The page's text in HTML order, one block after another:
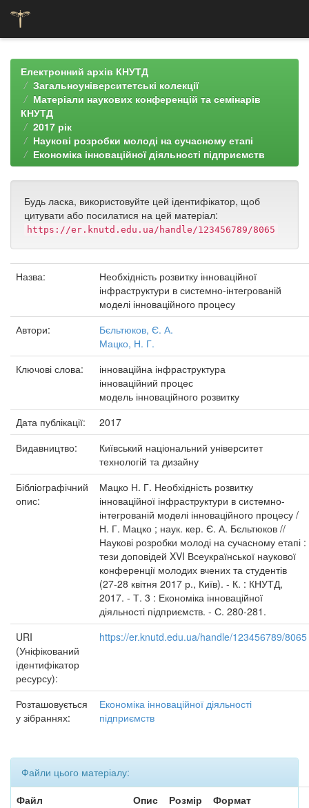
navigationЕлектронний архів КНУТД
Загальноуніверситетські колекції
Матеріали наукових конференцій та семінарів
КНУТД
2017 рік
Наукові розробки молоді на сучасному етапі
Економіка інноваційної діяльності підприємств
Будь ласка, використовуйте цей ідентифікатор, щоб
цитувати або посилатися на цей матеріал:
https://er.knutd.edu.ua/handle/123456789/8065
Назва:
Необхідність розвитку інноваційної
інфраструктури в системно-інтегрованій
моделі інноваційного процесу
Автори:
Бєльтюков, Є. А.
Мацко, Н. Г.
Ключові слова:
інноваційна інфраструктура
інноваційний процес
модель інноваційного розвитку
Дата публікації:
2017
Видавництво:
Київський національний університет
технологій та дизайну
Бібліографічний
опис:
Мацко Н. Г. Необхідність розвитку
інноваційної інфраструктури в системно-
інтегрованій моделі інноваційного процесу /
Н. Г. Мацко ; наук. кер. Є. А. Бєльтюков //
Наукові розробки молоді на сучасному етапі :
тези доповідей XVI Всеукраїнської наукової
конференції молодих вчених та студентів
(27-28 квітня 2017 р., Київ). - К. : КНУТД,
2017. - Т. 3 : Економіка інноваційної
діяльності підприємств. - С. 280-281.
URI
(Уніфікований
ідентифікатор
ресурсу):
https://er.knutd.edu.ua/handle/123456789/8065
Розташовується
у зібраннях:
Економіка інноваційної діяльності
підприємств
Файли цього матеріалу:
Файл
Опис Розмір
Формат